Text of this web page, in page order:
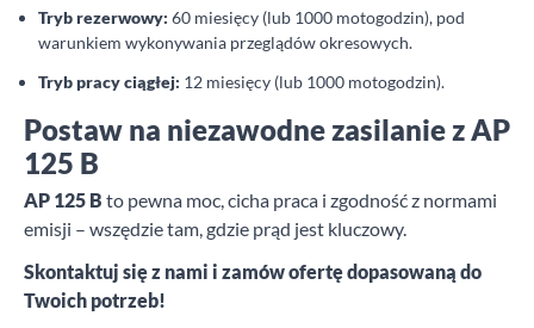
Tryb rezerwowy: 60 miesięcy (lub 1000 motogodzin), pod
warunkiem wykonywania przeglądów okresowych.
Tryb pracy ciągłej: 12 miesięcy (lub 1000 motogodzin).
Postaw na niezawodne zasilanie z AP
125 B
AP 125 B to pewna moc, cicha praca i zgodność z normami
emisji – wszędzie tam, gdzie prąd jest kluczowy.
Skontaktuj się z nami i zamów ofertę dopasowaną do
Twoich potrzeb!